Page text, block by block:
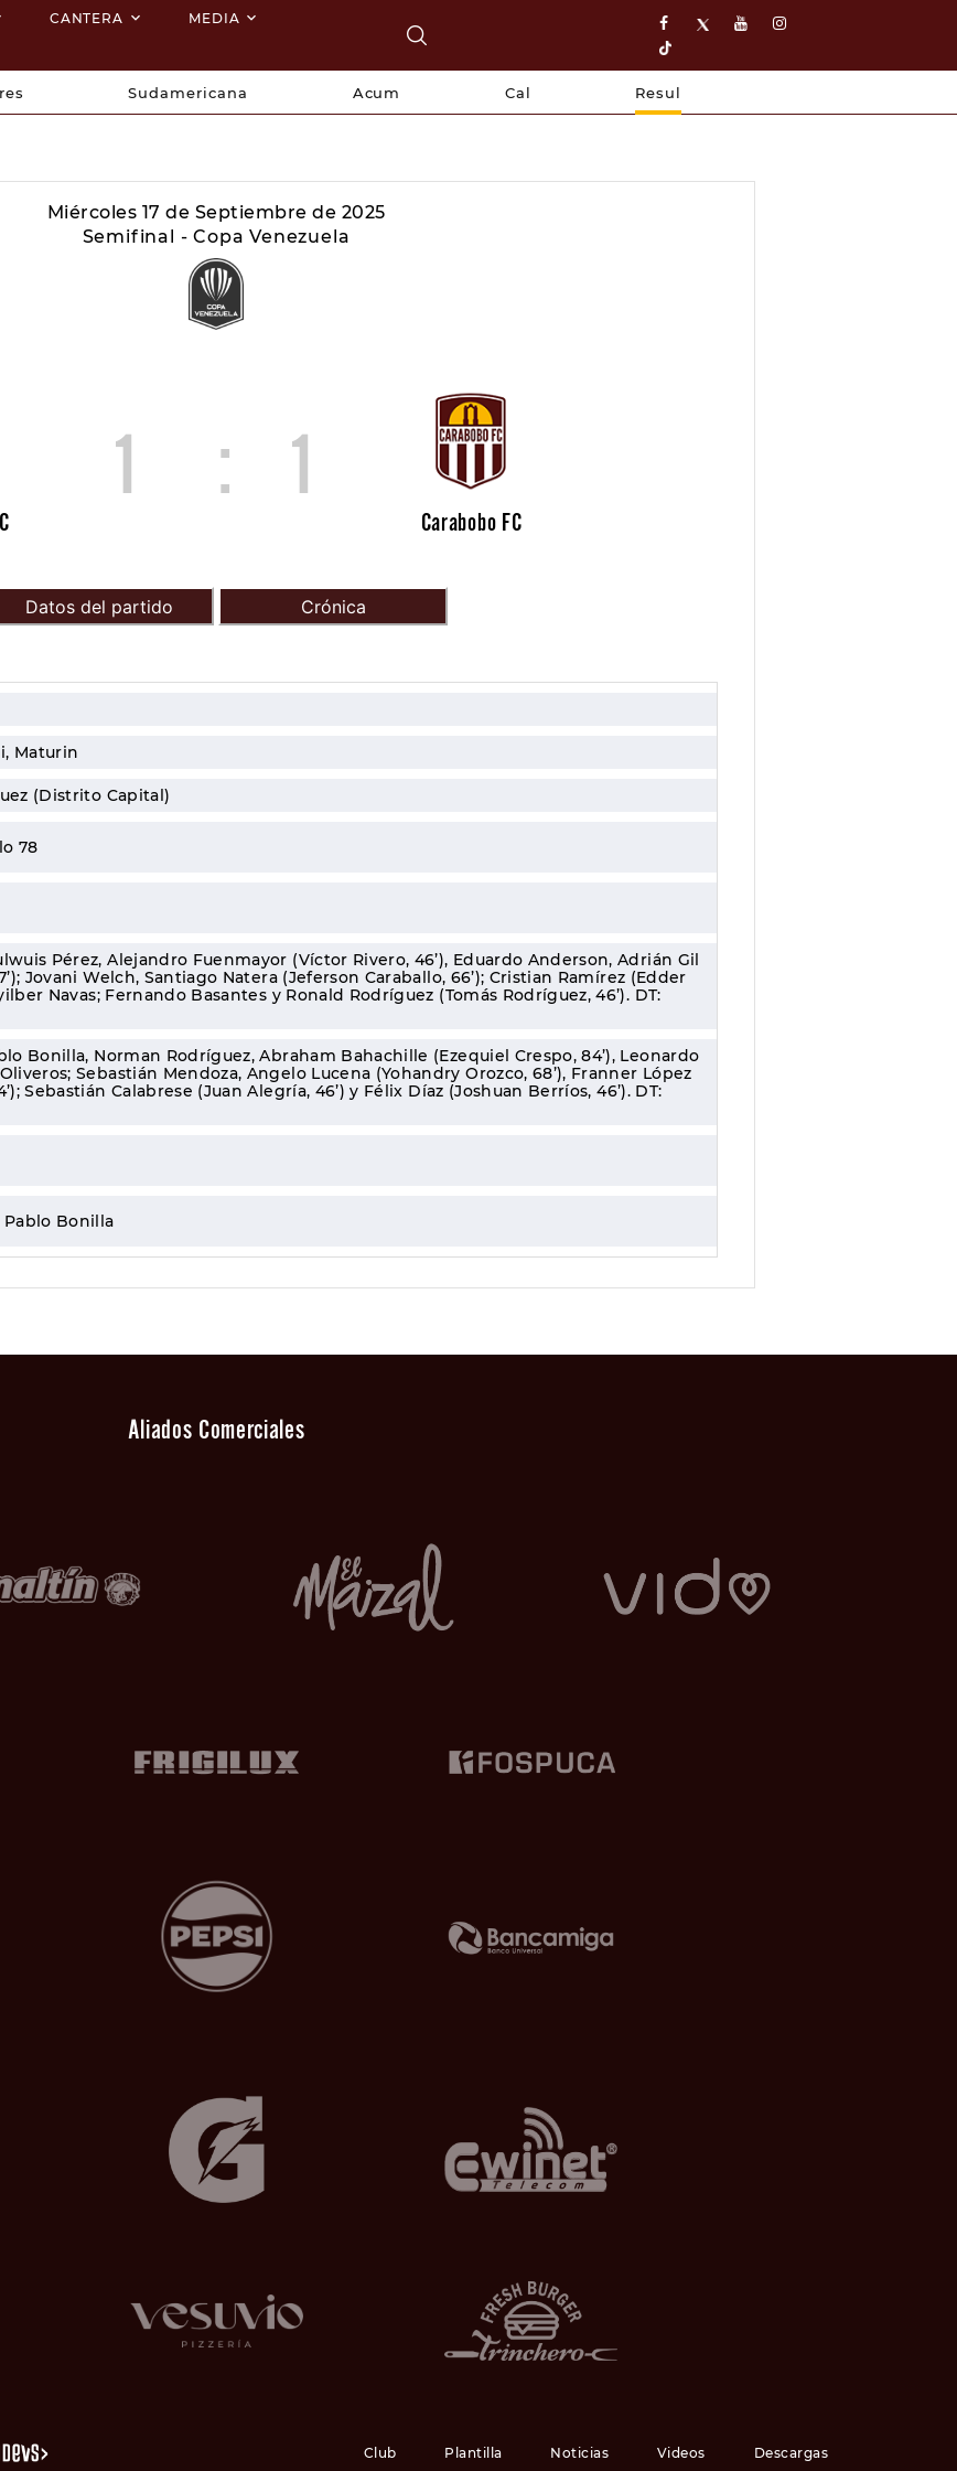
CANTERA
MEDIA
Sudamericana Acum Cal Resul
Miércoles 17 de Septiembre de 2025
Semifinal - Copa Venezuela
1 : 1
Carabobo FC
Datos del partido Crónica
Maturin
(Distrito Capital)
78
Pérez, Alejandro Fuenmayor (Víctor Rivero, 46’), Eduardo Anderson, Adrián Gil
Jovani Welch, Santiago Natera (Jeferson Caraballo, 66’); Cristian Ramírez (Edder
Navas; Fernando Basantes y Ronald Rodríguez (Tomás Rodríguez, 46’). DT:
Bonilla, Norman Rodríguez, Abraham Bahachille (Ezequiel Crespo, 84’), Leonardo
Sebastián Mendoza, Angelo Lucena (Yohandry Orozco, 68’), Franner López
Sebastián Calabrese (Juan Alegría, 46’) y Félix Díaz (Joshuan Berríos, 46’). DT:
Bonilla
Aliados Comerciales
Club Plantilla Noticias Videos Descargas